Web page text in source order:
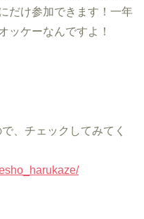
だけ参加できます！一年
ッケーなんですよ！
、チェックしてみてく